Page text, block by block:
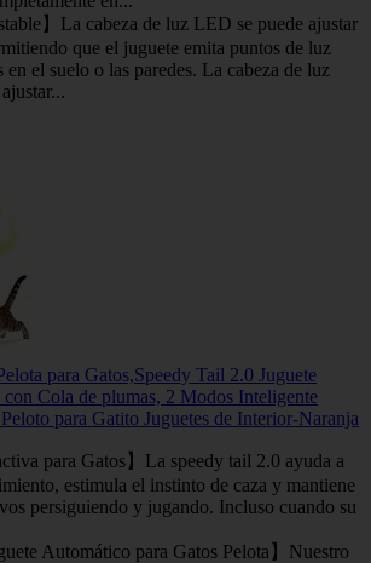
】La cabeza de luz LED se puede ajustar
que el juguete emita puntos de luz
el suelo o las paredes. La cabeza de luz
para Gatos,Speedy Tail 2.0 Juguete
Cola de plumas, 2 Modos Inteligente
para Gatito Juguetes de Interior-Naranja
para Gatos】La speedy tail 2.0 ayuda a
estimula el instinto de caza y mantiene
persiguiendo y jugando. Incluso cuando su
Automático para Gatos Pelota】Nuestro